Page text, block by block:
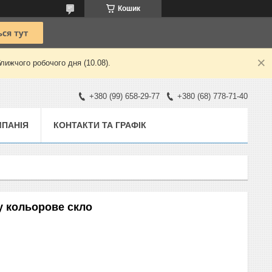
Кошик
робочого дня (10.08).
+380 (99) 658-29-77 +380 (68) 778-71-40
КОНТАКТИ ТА ГРАФІК
кольорове скло